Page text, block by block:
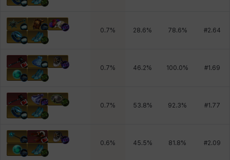
0.7% 28.6% 78.6% #2.64
0.7% 46.2% 100.0% #1.69
0.7% 53.8% 92.3% #1.77
0.6% 45.5% 81.8% #2.09